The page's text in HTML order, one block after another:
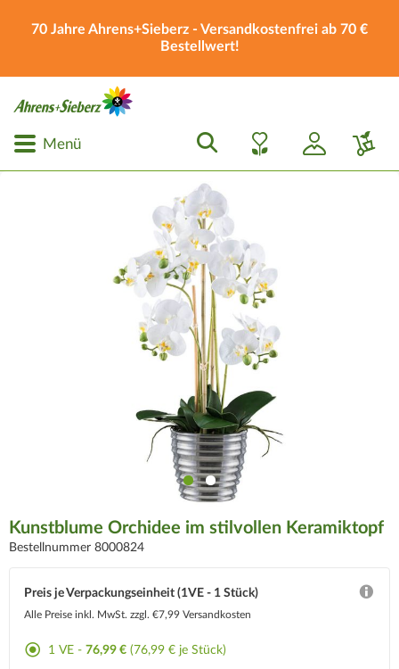
70 Jahre Ahrens+Sieberz - Versandkostenfrei ab 70 €
Bestellwert!
Menü
Kunstblume Orchidee im stilvollen Keramiktopf
Bestellnummer 8000824
Preis je Verpackungseinheit (1VE - 1 Stück)
Alle Preise inkl. MwSt. zzgl. €7,99 Versandkosten
1 VE - 76,99 € (76,99 € je Stück)